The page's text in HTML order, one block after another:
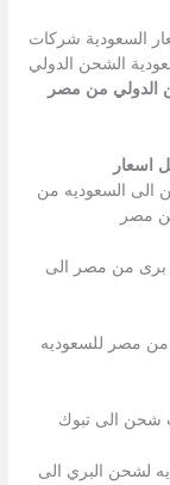
السعودية شركات
الشحن الدولي
الدولي من مصر
اسعار
السعوديه من
مصر
من مصر الى
مصر للسعوديه
شحن الى تبوك
لشحن البري الى